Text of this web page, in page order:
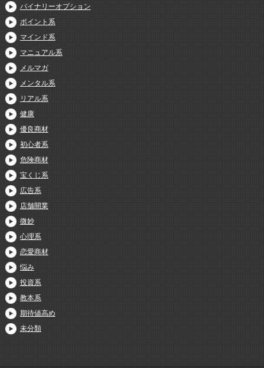
バイナリーオプション
ポイント系
マインド系
マニュアル系
メルマガ
メンタル系
リアル系
健康
優良商材
初心者系
危険商材
宝くじ系
広告系
店舗開業
微妙
心理系
恋愛商材
悩み
投資系
教本系
期待値高め
未分類